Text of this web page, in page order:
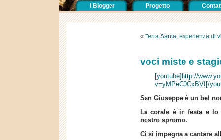
I Blogger Progetto
« Terra Santa, esperienza di
voci miste e
[youtube]http://
v=yMPeC0CxBVI[/
San Giuseppe è un bel
La corale è in festa e
nostro spromo.
Ci si impegna a cantare